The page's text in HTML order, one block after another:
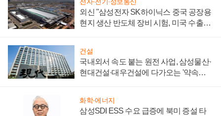
외신 "삼성전자 SK하이닉스 중국 공장용
현지 생산 반도체 장비 시험, 미국 수출통
건설
국내외서 속도 붙는 원전 사업, 삼성물산·
현대건설·대우건설에 다가오는 '약속의
화학·에너지
삼성SDI ESS 수요 급증에 북미 증설 타